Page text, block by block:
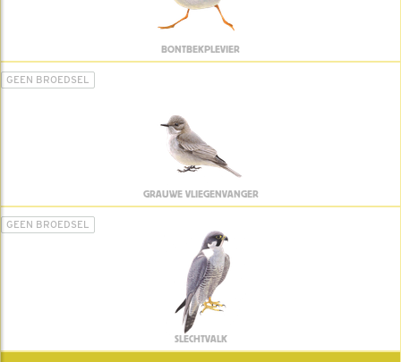
BONTBEKPLEVIER
GEEN BROEDSEL
GRAUWE VLIEGENVANGER
GEEN BROEDSEL
SLECHTVALK